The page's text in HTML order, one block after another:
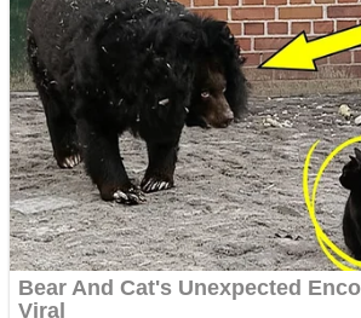
Cutit cositoare KUHN
Creez aplicatie
ANDROID pentru siteul